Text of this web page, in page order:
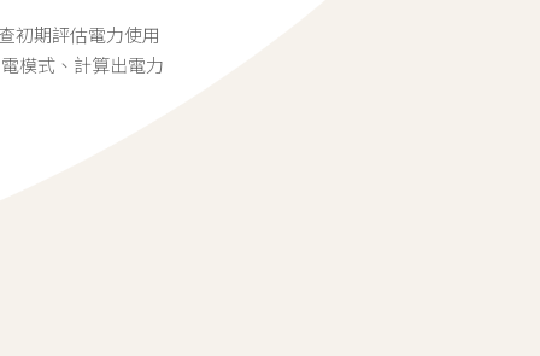
初期評估電力使用
模式、計算出電力